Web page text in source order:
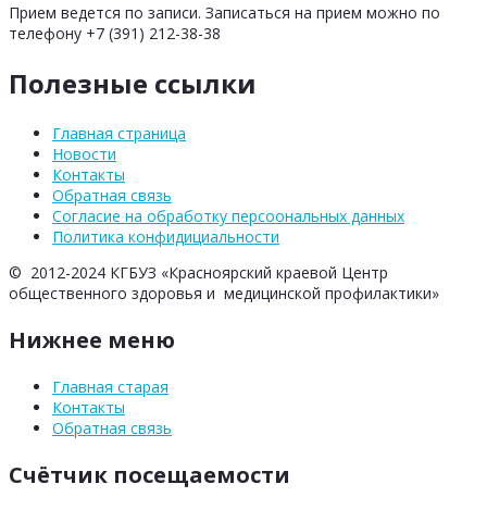
Прием ведется по записи. Записаться на прием можно по
телефону +7 (391) 212-38-38
Полезные ссылки
Главная страница
Новости
Контакты
Обратная связь
Согласие на обработку персоональных данных
Политика конфидициальности
© 2012-2024 КГБУЗ «Красноярский краевой Центр
общественного здоровья и медицинской профилактики»
Нижнее меню
Главная старая
Контакты
Обратная связь
Счётчик посещаемости